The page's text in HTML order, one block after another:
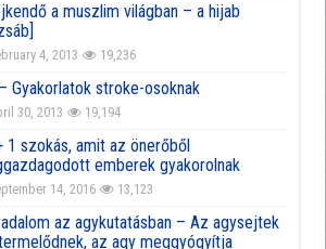
a muszlim világban – a hijab
4, 2013 19,236
Gyakorlatok stroke-osoknak
30, 2013 19,194
1 szokás, amit az önerőből
emberek gyakorolnak
14, 2016 13,123
az agykutatásban – Az agysejtek
az agy meggyógyítja